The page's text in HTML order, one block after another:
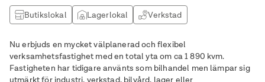
Butikslokal Lagerlokal Verkstad
Nu erbjuds en mycket välplanerad och flexibel
verksamhetsfastighet med en total yta om ca 1 890 kvm.
Fastigheten har tidigare använts som bilhandel men lämpar sig
utmärkt för industri, verkstad, bilvård, lager eller